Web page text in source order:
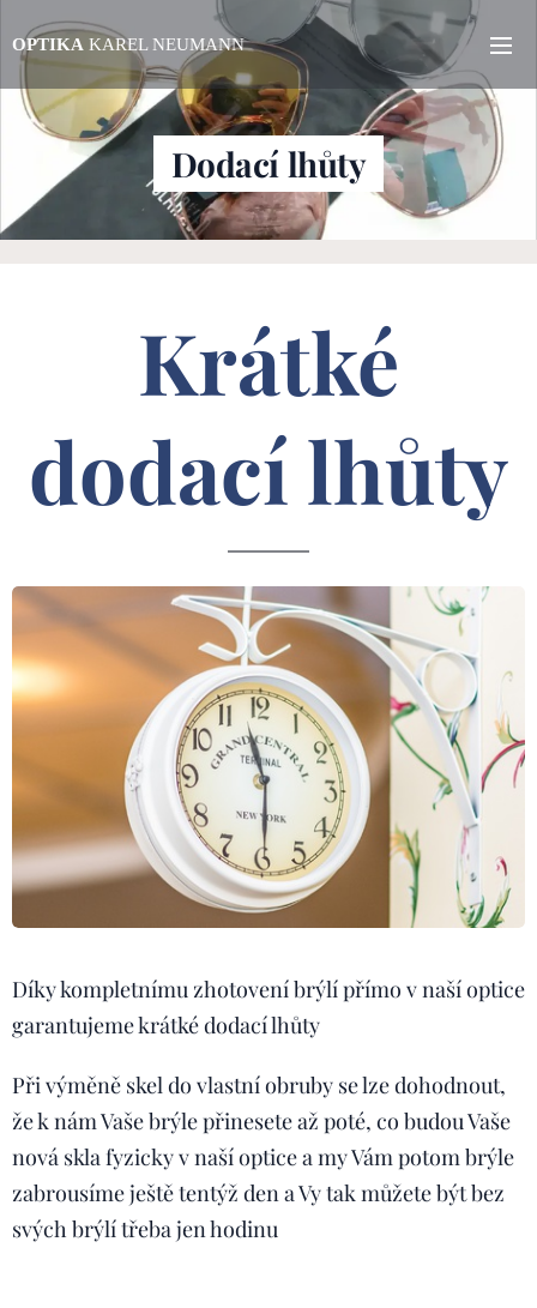
OPTIKA KAREL NEUMANN
Dodací lhůty
Krátké
dodací lhůty
Díky kompletnímu zhotovení brýlí přímo v naší optice
garantujeme krátké dodací lhůty
Při výměně skel do vlastní obruby se lze dohodnout,
že k nám Vaše brýle přinesete až poté, co budou Vaše
nová skla fyzicky v naší optice a my Vám potom brýle
zabrousíme ještě tentýž den a Vy tak můžete být bez
svých brýlí třeba jen hodinu